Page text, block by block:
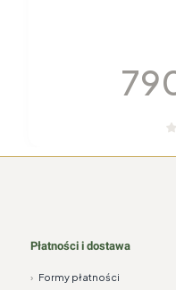
Płatności i dostawa
› Formy płatności